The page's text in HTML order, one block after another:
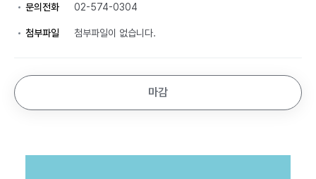
문의전화 02-574-0304
첨부파일 첨부파일이 없습니다.
마감